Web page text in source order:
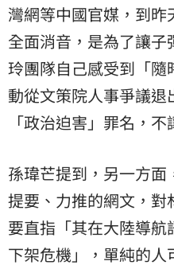
灣網等中國官媒，到
全面消音，是為了讓
玲團隊自己感受到「
動從文策院人事爭議
「政治迫害」罪名，
孫瑋芒提到，另一方面
提要、力推的網文，對
要直指「其在大陸導
下架危機」，單純的